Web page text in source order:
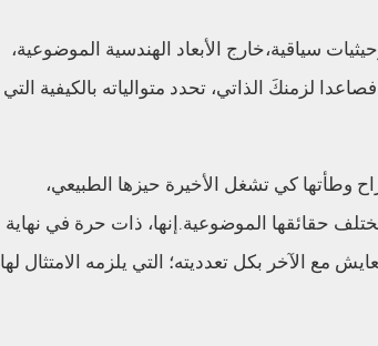
سياقية،خارج الأبعاد الهندسية الموضوعية،
لزمنكَ الذاتي، تحدد متوالياته بالكيفية التي
وطأتها كي تشغل الأخيرة حيزها الطبيعي،
حقائقها الموضوعية. إنها، ذات حرة في نهاية
مع الآخر بكل تعدديته؛ التي يلزمه الامتثال لها